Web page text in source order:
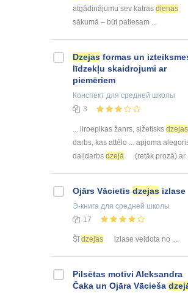
atgādinājumu sev katras dienas
sākumā – būt patiesam ...
Dzejas formas un
līdzekļu skaidrojumi ar
piemēriem
Конспект для средней школы
3
... liroepikas žanrs, sižetisks dzejas
darbs, kas attēlo ... apjoma
daiļdarbs dzejā (retāk prozā) ar ...
Ojārs Vācietis dzejas izlase
Э-книга для средней школы
17
Šīdzejas izlase veidota no ...
Pilsētas motīvi Aleksandra
Čaka un Ojāra Vācieša